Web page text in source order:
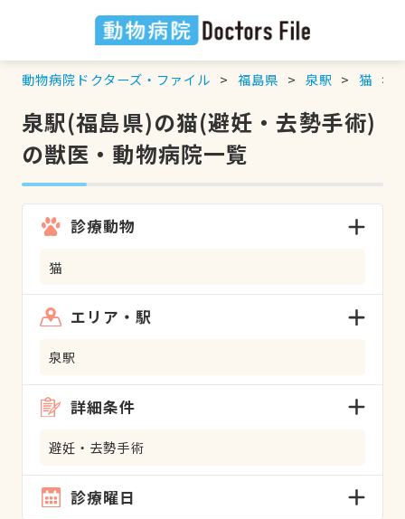
動物病院ドクターズ・ファイル 福島県 泉駅 猫
泉駅(福島県)の猫(避妊・去勢手術)
の獣医・動物病院一覧
診療動物
猫
エリア・駅
泉駅
詳細条件
避妊・去勢手術
診療曜日